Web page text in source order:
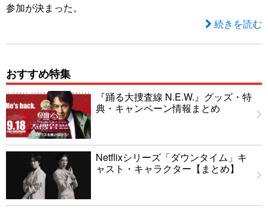
参加が決まった。
続きを読む
おすすめ特集
『踊る大捜査線 N.E.W.』グッズ・特
典・キャンペーン情報まとめ
Netflixシリーズ「ダウンタイム」キ
ャスト・キャラクター【まとめ】